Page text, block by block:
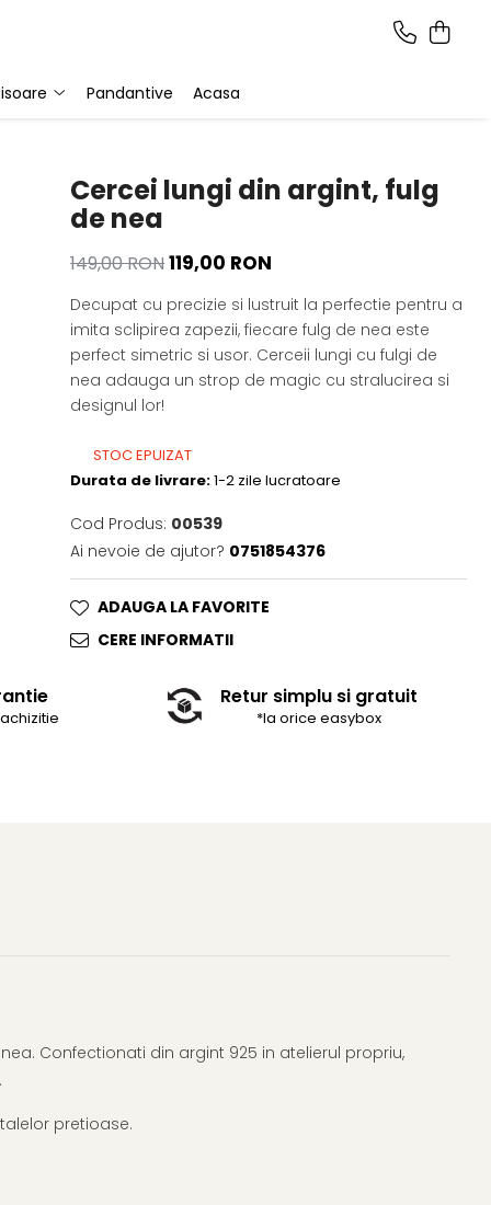
Pandantive Acasa
Cercei lungi din argint, fulg
de nea
149,00 RON119,00 RON
Decupat cu precizie si lustruit la perfectie pentru a
imita sclipirea zapezii, fiecare fulg de nea este
perfect simetric si usor. Cerceii lungi cu fulgi de
nea adauga un strop de magic cu stralucirea si
designul lor!
STOC EPUIZAT
Durata de livrare:1-2 zile lucratoare
Cod Produs: 00539
Ai nevoie de ajutor? 0751854376
ADAUGA LA FAVORITE
CERE INFORMATII
Retur simplu si gratuit
*la orice easybox
Confectionati din argint 925 in atelierul propriu,
pretioase.